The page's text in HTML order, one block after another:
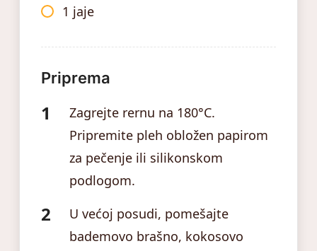
1 jaje
Priprema
Zagrejte rernu na 180°C.
Pripremite pleh obložen papirom
za pečenje ili silikonskom
podlogom.
U većoj posudi, pomešajte
bademovo brašno, kokosovo